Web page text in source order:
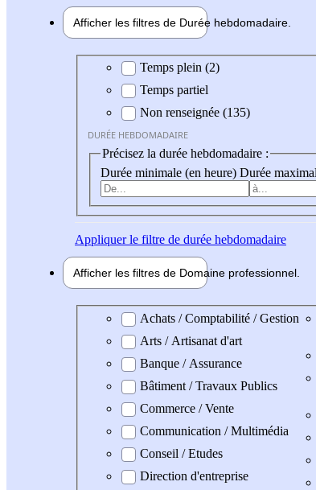
Afficher les filtres de Durée hebdomadaire
Durée hebdomadaire
Temps plein (2)
Temps partiel
Non renseignée (135)
DURÉE HEBDOMADAIRE
Précisez la durée hebdomadaire :
Durée minimale (en heure) Durée
Appliquerle filtre de durée hebdomadaire
Afficher les filtres de Domaine professionnel
Domaine professionel
Achats / Comptabilité / Gestion
Arts / Artisanat d'art
Banque / Assurance
Bâtiment / Travaux Publics
Commerce / Vente
Communication / Multimédia
Conseil / Etudes
Direction d'entreprise